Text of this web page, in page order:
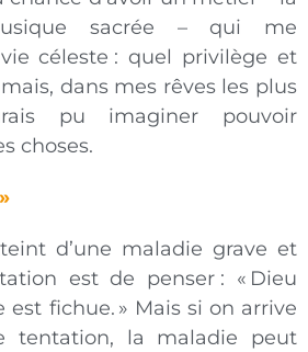
sacrée – qui me
céleste : quel privilège et
dans mes rêves les plus
pu imaginer pouvoir
choses.
d’une maladie grave et
est de penser : « Dieu
est fichue. » Mais si on arrive
tentation, la maladie peut